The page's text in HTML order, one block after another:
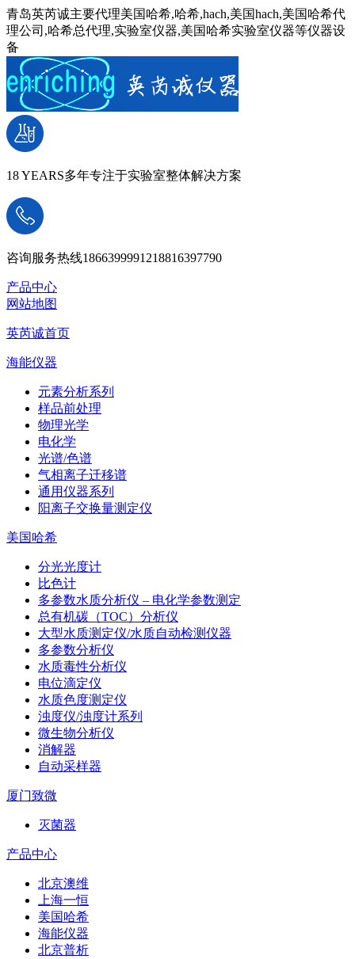
青岛英芮诚主要代理美国哈希,哈希,hach,美国hach,美国哈希代
理公司,哈希总代理,实验室仪器,美国哈希实验室仪器等仪器设
备
18 YEARS多年专注于实验室整体解决方案
咨询服务热线1866399991218816397790
产品中心
网站地图
英芮诚首页
海能仪器
元素分析系列
样品前处理
物理光学
电化学
光谱/色谱
气相离子迁移谱
通用仪器系列
阳离子交换量测定仪
美国哈希
分光光度计
比色计
多参数水质分析仪 – 电化学参数测定
总有机碳（TOC）分析仪
大型水质测定仪/水质自动检测仪器
多参数分析仪
水质毒性分析仪
电位滴定仪
水质色度测定仪
浊度仪/浊度计系列
微生物分析仪
消解器
自动采样器
厦门致微
灭菌器
产品中心
北京澳维
上海一恒
美国哈希
海能仪器
北京普析